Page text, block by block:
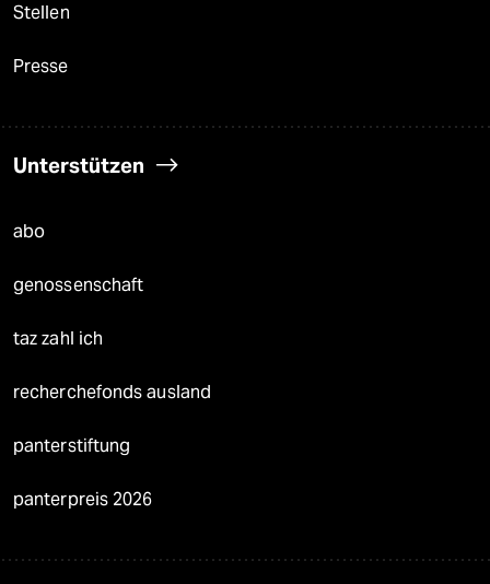
Stellen
Presse
Unterstützen
abo
genossenschaft
taz zahl ich
recherchefonds ausland
panterstiftung
panterpreis 2026